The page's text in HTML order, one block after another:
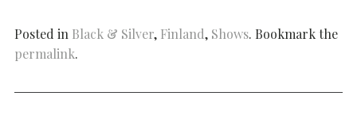
Posted in Black & Silver, Finland, Shows. Bookmark the
permalink.